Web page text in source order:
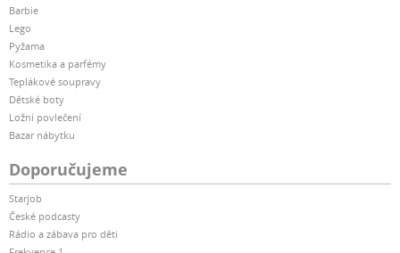
Barbie
Lego
Pyžama
Kosmetika a parfémy
Teplákové soupravy
Dětské boty
Ložní povlečení
Bazar nábytku
Doporučujeme
Starjob
České podcasty
Rádio a zábava pro děti